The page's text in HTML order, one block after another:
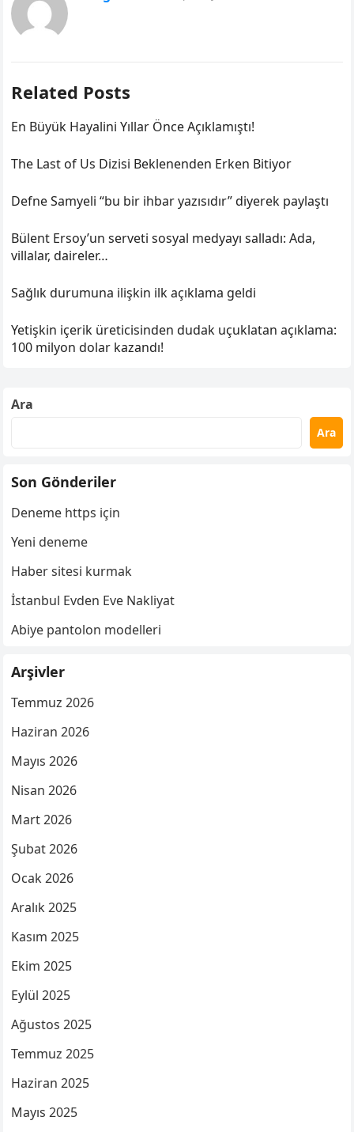
Related Posts
En Büyük Hayalini Yıllar Önce Açıklamıştı!
The Last of Us Dizisi Beklenenden Erken Bitiyor
Defne Samyeli “bu bir ihbar yazısıdır” diyerek paylaştı
Bülent Ersoy’un serveti sosyal medyayı salladı: Ada,
villalar, daireler…
Sağlık durumuna ilişkin ilk açıklama geldi
Yetişkin içerik üreticisinden dudak uçuklatan açıklama:
100 milyon dolar kazandı!
Ara
Ara
Son Gönderiler
Deneme https için
Yeni deneme
Haber sitesi kurmak
İstanbul Evden Eve Nakliyat
Abiye pantolon modelleri
Arşivler
Temmuz 2026
Haziran 2026
Mayıs 2026
Nisan 2026
Mart 2026
Şubat 2026
Ocak 2026
Aralık 2025
Kasım 2025
Ekim 2025
Eylül 2025
Ağustos 2025
Temmuz 2025
Haziran 2025
Mayıs 2025